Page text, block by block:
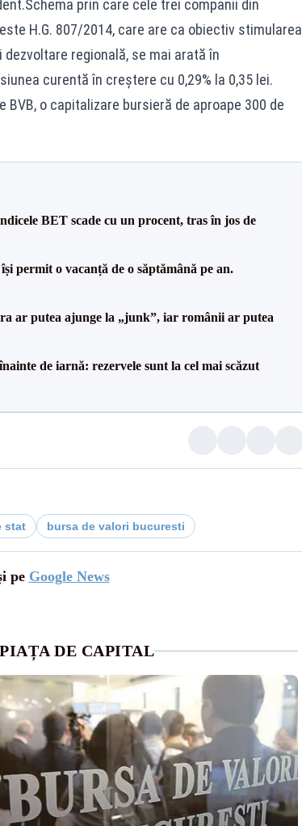
prin care cele trei companii din
H.G. 807/2014, care are ca obiectiv stimularea
regională, se mai arată în
curentă în creștere cu 0,29% la 0,35 lei.
o capitalizare bursieră de aproape 300 de
BET scade cu un procent, tras în jos de
permit o vacanță de o săptămână pe an.
ar putea ajunge la „junk”, iar românii ar putea
de iarnă: rezervele sunt la cel mai scăzut
stat bursa de valori bucuresti
pe Google News
PIAȚA DE CAPITAL